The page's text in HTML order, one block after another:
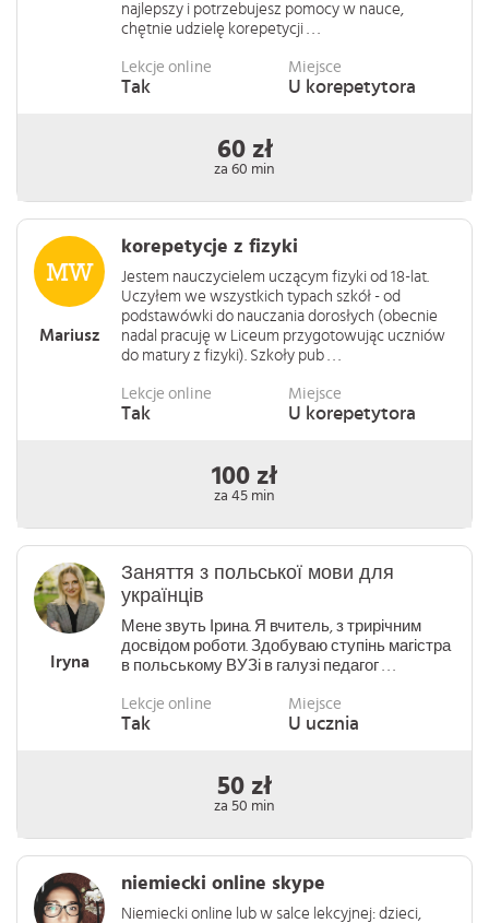
najlepszy i potrzebujesz pomocy w nauce,
chętnie udzielę korepetycji . . .
Lekcje online
Tak
Miejsce
U korepetytora
60 zł
za 60 min
Mariusz
korepetycje z fizyki
Jestem nauczycielem uczącym fizyki od 18-lat.
Uczyłem we wszystkich typach szkół - od
podstawówki do nauczania dorosłych (obecnie
nadal pracuję w Liceum przygotowując uczniów
do matury z fizyki). Szkoły pub . . .
Lekcje online
Tak
Miejsce
U korepetytora
100 zł
za 45 min
Iryna
Заняття з польської мови для
українців
Мене звуть Ірина. Я вчитель, з трирічним
досвідом роботи. Здобуваю ступінь магістра
в польському ВУЗі в галузі педагог . . .
Lekcje online
Tak
Miejsce
U ucznia
50 zł
za 50 min
niemiecki online skype
Niemiecki online lub w salce lekcyjnej: dzieci,